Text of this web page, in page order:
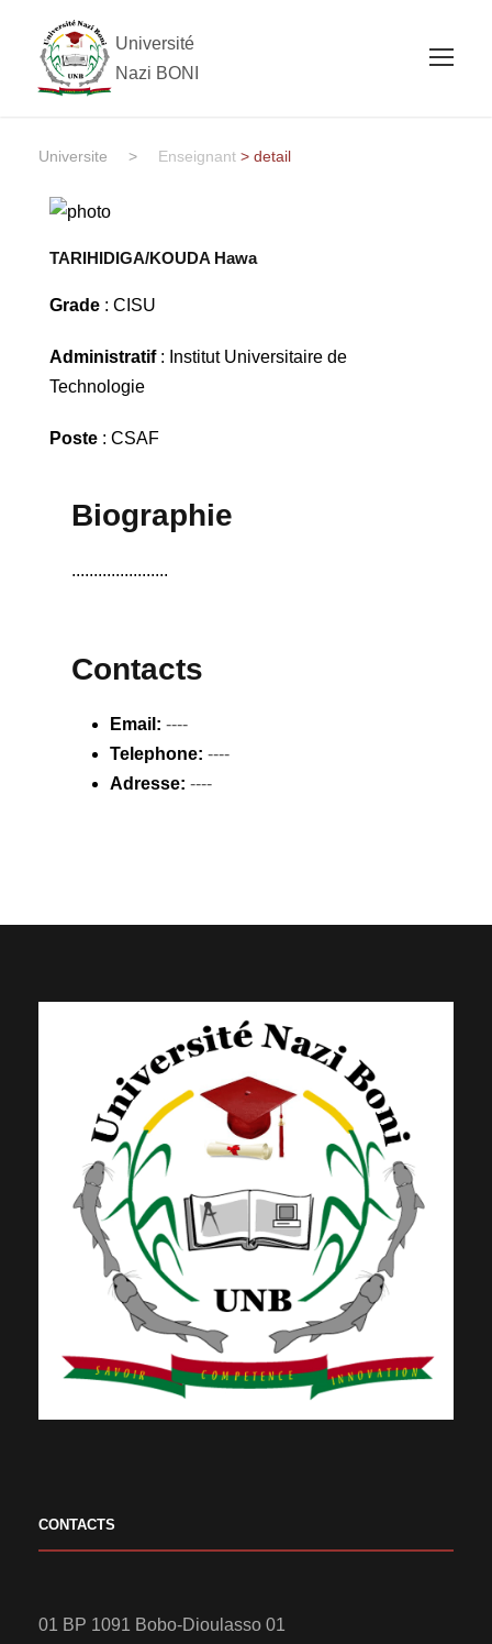
Université
Nazi BONI
Universite > Enseignant > detail
TARIHIDIGA/KOUDA Hawa
Grade: CISU
Administratif : Institut Universitaire de
Technologie
Poste: CSAF
Biographie
......................
Contacts
Email: ----
Telephone: ----
Adresse: ----
CONTACTS
01 BP 1091 Bobo-Dioulasso 01